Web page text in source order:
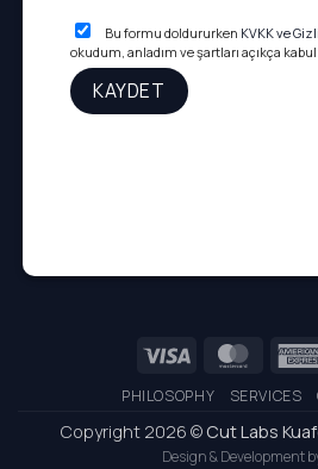
Bu formu doldururken KVKK ve
okudum, anladım ve şartları açıkça
Visa
PHILOSOPHY SERVICES
Copyright 2026 © Cut Labs
Design & Development